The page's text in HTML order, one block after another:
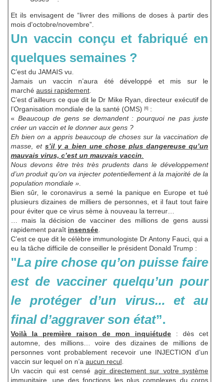
Et ils envisagent de “livrer des millions de doses à partir des
mois d'octobre/novembre”.
Un vaccin conçu et fabriqué en
quelques semaines ?
C’est du JAMAIS vu.
Jamais un vaccin n’aura été développé et mis sur le
marché aussi rapidement
C’est d’ailleurs ce que dit le Dr Mike Ryan, directeur exécutif de
l’Organisation mondiale de la santé (OMS) [6] :
« Beaucoup de gens se demandent : pourquoi ne pas juste
créer un vaccin et le donner aux gens ?
Eh bien on a appris beaucoup de choses sur la vaccination de
masse, ets’il y a bien une chose plus dangereuse qu’un
mauvais virus, c’est un mauvais vaccin
Nous devons être très très prudents dans le développement
d’un produit qu’on va injecter potentiellement à la majorité de la
population mondiale ».
Bien sûr, le coronavirus a semé la panique en Europe et tué
plusieurs dizaines de milliers de personnes, et il faut tout faire
pour éviter que ce virus sème à nouveau la terreur…
… mais la décision de vacciner des millions de gens aussi
rapidement paraît insensée
C’est ce que dit le célèbre immunologiste Dr Antony Fauci, qui a
eu la tâche difficile de conseiller le président Donald Trump :
"La pire chose qu’on puisse faire
est de vacciner quelqu’un pour
le protéger d’un virus... et au
final d’aggraver son état”.
Voilà la première raison de mon inquiétude : dès cet
automne, des millions… voire des dizaines de millions de
personnes vont probablement recevoir une INJECTION d’un
vaccin sur lequel on n’a aucun recul
Un vaccin qui est censé agir directement sur votre système
immunitaire , une des fonctions les plus complexes du corps